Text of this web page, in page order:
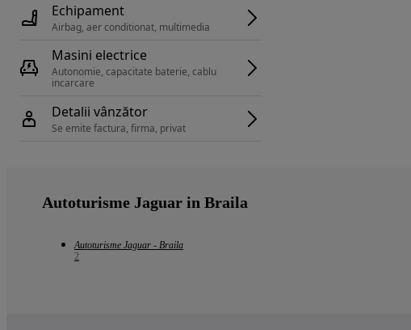
Echipament
Airbag, aer conditionat, multimedia
Masini electrice
Autonomie, capacitate baterie, cablu
Detalii vânzător
Se emite factura, firma, privat
Autoturisme Jaguar in Braila
Autoturisme Jaguar - Braila
2